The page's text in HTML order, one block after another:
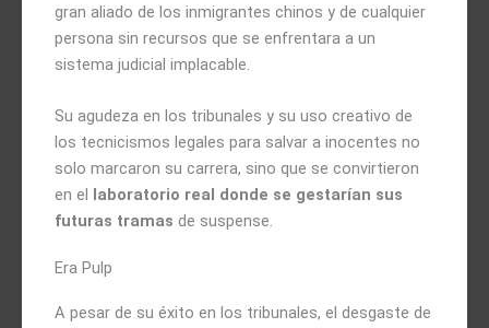
gran aliado de los inmigrantes chinos y de cualquier
persona sin recursos que se enfrentara a un
sistema judicial implacable.
Su agudeza en los tribunales y su uso creativo de
los tecnicismos legales para salvar a inocentes no
solo marcaron su carrera, sino que se convirtieron
en el laboratorio real donde se gestarían sus
futuras tramas de suspense.
Era Pulp
A pesar de su éxito en los tribunales, el desgaste de